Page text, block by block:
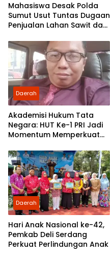
Mahasiswa Desak Polda
Sumut Usut Tuntas Dugaan
Penjualan Lahan Sawit dan
Partai Demokrat Sumut
Daerah
Akademisi Hukum Tata
Negara: HUT Ke-1 PRI Jadi
Momentum Memperkuat
Pengabdian kepada
Rakyat
Daerah
Hari Anak Nasional ke-42,
Pemkab Deli Serdang
Perkuat Perlindungan Anak